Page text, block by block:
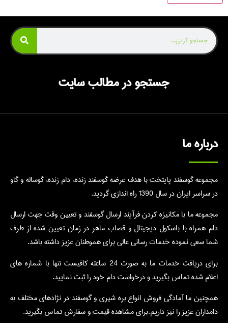
جستجو در مطالب سایت
درباره ما
مجموعه گوسفند پایتخت با هدف عرضه گوسفند زنده، دام زنده، گوساله و گاو
در سراسر ایران در سال 1390 راه اندازی گردید.
مجموعه ما با مکانیزه کردن فرآیند ارسال گوسفند و تعیین وقت جهت ارسال
دام همراه با باسکول دیجیتال و قصاب ماهر در زمان تعیین شده از طرف
شما سعی نموده خدمات رسانی عالی برای هموطنان عزیز داشته باشد.
برای دریافت خدمات ما به صورت 24 ساعته کافیست تنها با شماره های
اعلام شده تماس بگیرید و درخواست دام خود را ثبت نمایید.
همچنین ما آمادگی فروش انواع بره شیری و گوسفند در نژادهای مختلف به
دامداران عزیز را نیز داریم.برای مشاهده قیمت و سفارش تماس بگیرید.